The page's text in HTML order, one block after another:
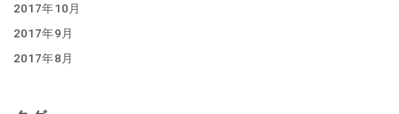
2017年10月
2017年9月
2017年8月